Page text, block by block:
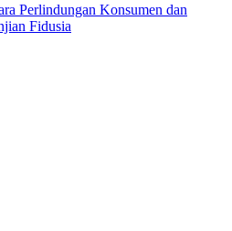
Perlindungan Konsumen dan
Fidusia